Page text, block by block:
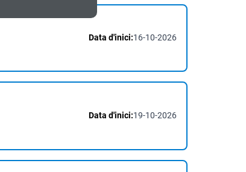
Data d'inici:16-10-2026
Data d'inici:19-10-2026